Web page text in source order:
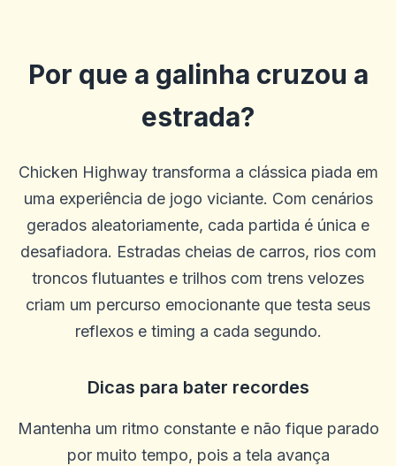
Por que a galinha cruzou a
estrada?
Chicken Highway transforma a clássica piada em
uma experiência de jogo viciante. Com cenários
gerados aleatoriamente, cada partida é única e
desafiadora. Estradas cheias de carros, rios com
troncos flutuantes e trilhos com trens velozes
criam um percurso emocionante que testa seus
reflexos e timing a cada segundo.
Dicas para bater recordes
Mantenha um ritmo constante e não fique parado
por muito tempo, pois a tela avança
Ótimo livro. Não mudaria nada
Annie Spencer
2025-10-15 07:14:11